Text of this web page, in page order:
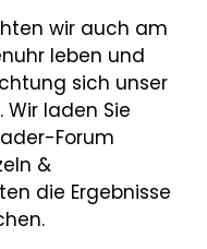
wir auch am
leben und
sich unser
laden Sie
Forum
&
die Ergebnisse